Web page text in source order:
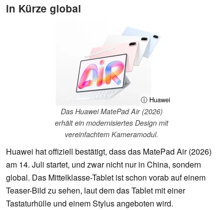
in Kürze global
ⓘ Huawei
Das Huawei MatePad Air (2026)
erhält ein modernisiertes Design mit
vereinfachtem Kameramodul.
Huawei hat offiziell bestätigt, dass das MatePad Air (2026)
am 14. Juli startet, und zwar nicht nur in China, sondern
global. Das Mittelklasse-Tablet ist schon vorab auf einem
Teaser-Bild zu sehen, laut dem das Tablet mit einer
Tastaturhülle und einem Stylus angeboten wird.